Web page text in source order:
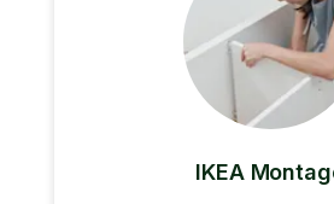
IKEA